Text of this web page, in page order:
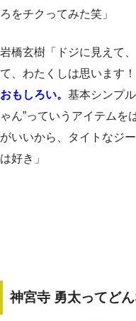
ろをチクってみた笑」
岩橋玄樹「ドジに見えて
て、わたくしは思います！
おもしろい。 基本シンプ
ゃん”っていうアイテムを
がいいから、タイトなジ
は好き」
神宮寺 勇太ってどん